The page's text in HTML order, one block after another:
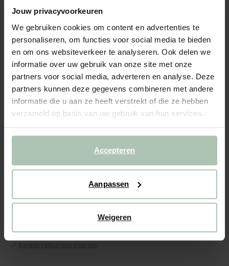
Jouw privacyvoorkeuren
We gebruiken cookies om content en advertenties te
personaliseren, om functies voor social media te bieden
en om ons websiteverkeer te analyseren. Ook delen we
informatie over uw gebruik van onze site met onze
partners voor social media, adverteren en analyse. Deze
partners kunnen deze gegevens combineren met andere
informatie die u aan ze heeft verstrekt of die ze hebben
verzameld op basis van uw gebruik van hun services.
Accepteren
Aanpassen
Weigeren
4-zits otto longue links uit de Countess serie van Sissy-Boy. De
serie bestaat uit zeven modulaire onderdelen, zodat je de bank
hebt. Door de lage zitting geeft de Cou...
4 zits otto longue l... (1x) + opties
2 Stof: Artic Lichen + kleuropties
CBW garantie
We maken de bank gebruiksklaar
Verpakkingsmateriaal nemen we mee